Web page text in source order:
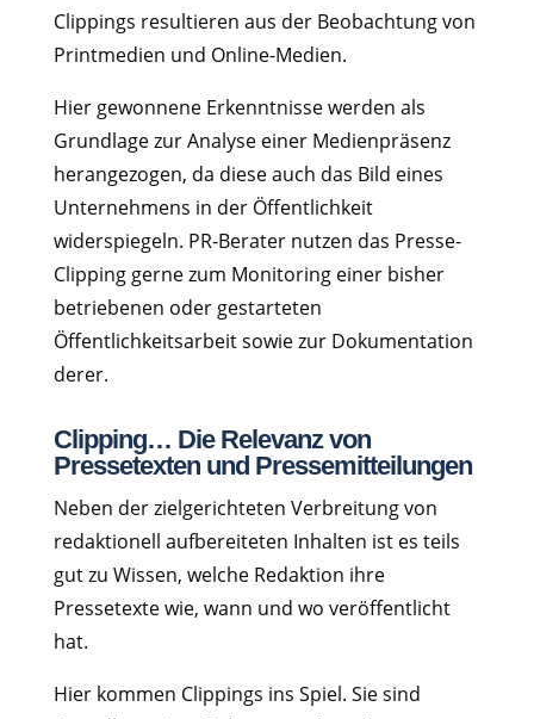
Clippings resultieren aus der Beobachtung von
Printmedien und Online-Medien.
Hier gewonnene Erkenntnisse werden als
Grundlage zur Analyse einer Medienpräsenz
herangezogen, da diese auch das Bild eines
Unternehmens in der Öffentlichkeit
widerspiegeln. PR-Berater nutzen das Presse-
Clipping gerne zum Monitoring einer bisher
betriebenen oder gestarteten
Öffentlichkeitsarbeit sowie zur Dokumentation
derer.
Clipping… Die Relevanz von
Pressetexten und Pressemitteilungen
Neben der zielgerichteten Verbreitung von
redaktionell aufbereiteten Inhalten ist es teils
gut zu Wissen, welche Redaktion ihre
Pressetexte wie, wann und wo veröffentlicht
hat.
Hier kommen Clippings ins Spiel. Sie sind